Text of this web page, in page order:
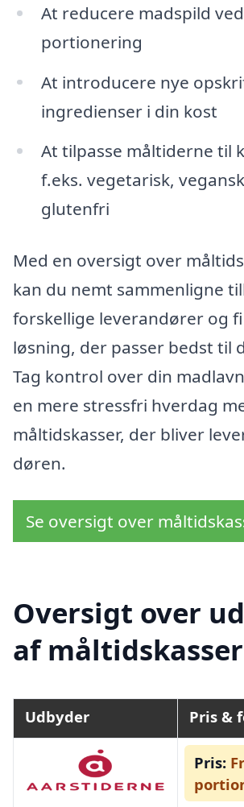
At reducere madspild
portionering
At introducere nye
ingredienser i din kost
At tilpasse måltiderne til
f.eks. vegetarisk,
glutenfri
Med en oversigt over
kan du nemt sammenligne
forskellige leverandører og
løsning, der passer bedst til
Tag kontrol over din
en mere stressfri hverdag
måltidskasser, der bliver
døren.
Se oversigt over
Oversigt over
af måltidskasser
Udbyder Pris &
Pris: